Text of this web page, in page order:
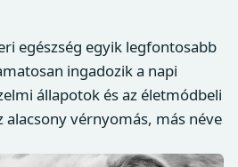
egészség egyik legfontosabb
ingadozik a napi
állapotok és az életmódbeli
alacsony vérnyomás, más néve